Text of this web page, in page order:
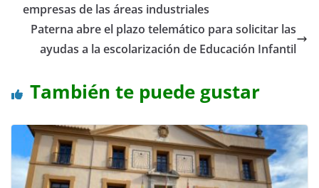
empresas de las áreas industriales
Paterna abre el plazo telemático para solicitar las
ayudas a la escolarización de Educación Infantil
También te puede gustar